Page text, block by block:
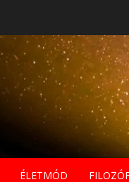
ÉLETMÓD